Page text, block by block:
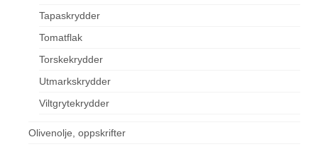
Tapaskrydder
Tomatflak
Torskekrydder
Utmarkskrydder
Viltgrytekrydder
Olivenolje, oppskrifter